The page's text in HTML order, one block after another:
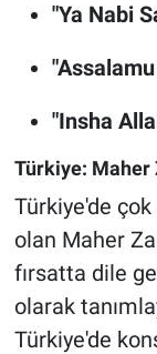
"Ya Nabi
"Insha
Türkiye: Maher
Türkiye'de
olan Maher
fırsatta dile
olarak
Türkiye'de